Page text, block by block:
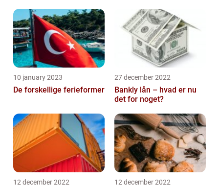
10 january 2023
De forskellige ferieformer
27 december 2022
Bankly lån – hvad er nu
det for noget?
12 december 2022 12 december 2022